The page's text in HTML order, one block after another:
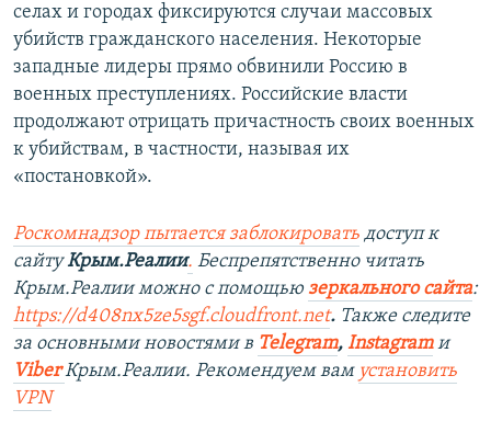
селах и городах фиксируются случаи массовых
убийств гражданского населения. Некоторые
западные лидеры прямо обвинили Россию в
военных преступлениях. Российские власти
продолжают отрицать причастность своих военных
к убийствам, в частности, называя их
«постановкой».
Роскомнадзор пытается заблокировать доступ к
сайтуКрым.Реалии. Беспрепятственно читать
Крым.Реалии можно с помощью зеркального сайта:
https://d408nx5ze5sgf.cloudfront.net. Также следите
за основными новостями в Telegram, Instagramи
ViberКрым.Реалии. Рекомендуем вам установить
VPN